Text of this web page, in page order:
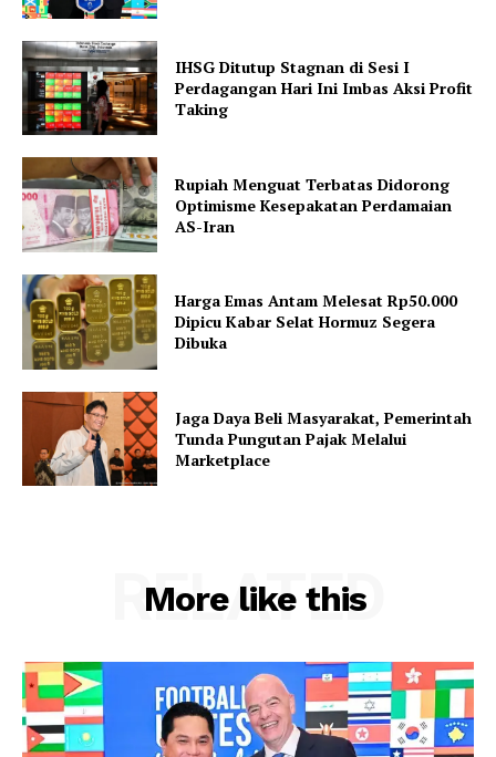
IHSG Ditutup Stagnan di Sesi I
Perdagangan Hari Ini Imbas Aksi Profit
Taking
Rupiah Menguat Terbatas Didorong
Optimisme Kesepakatan Perdamaian
AS-Iran
Harga Emas Antam Melesat Rp50.000
Dipicu Kabar Selat Hormuz Segera
Dibuka
Jaga Daya Beli Masyarakat, Pemerintah
Tunda Pungutan Pajak Melalui
Marketplace
More like this
RELATED